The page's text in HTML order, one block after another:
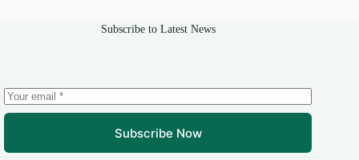
Subscribe to Latest News
Subscribe Now